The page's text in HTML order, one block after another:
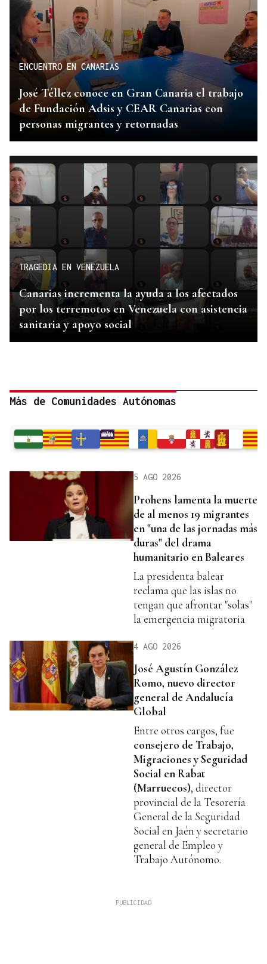
ENCUENTRO EN CANARIAS
José Téllez conoce en Gran Canaria el trabajo
de Fundación Adsis y CEAR Canarias con
personas migrantes y retornadas
TRAGEDIA EN VENEZUELA
Canarias incrementa la ayuda a los afectados
por los terremotos en Venezuela con asistencia
sanitaria y apoyo social
Más de Comunidades Autónomas
5 AGO 2026
Prohens lamenta la muerte
de al menos 19 migrantes
en "una de las jornadas más
duras" del drama
humanitario en Baleares
La presidenta balear
reclama que las islas no
tengan que afrontar "solas"
la emergencia migratoria
4 AGO 2026
José Agustín González
Romo, nuevo director
general de Andalucía
Global
Entre otros cargos, fue
consejero de Trabajo,
Migraciones y Seguridad
Social en Rabat
(Marruecos), director
provincial de la Tesorería
General de la Seguridad
Social en Jaén y secretario
general de Empleo y
Trabajo Autónomo.